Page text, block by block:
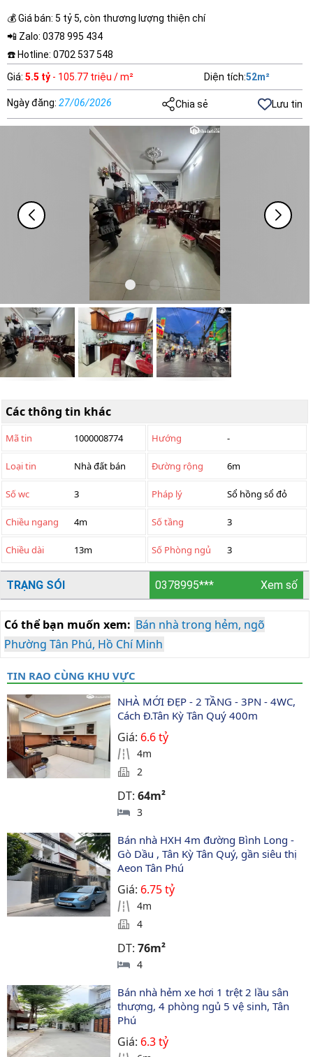
💰 Giá bán: 5 tỷ 5, còn thương lượng thiện chí
📲 Zalo: 0378 995 434
☎️ Hotline: 0702 537 548
Giá: 5.5 tỷ - 105.77 triệu / m² Diện tích:52m²
Ngày đăng: 27/06/2026 Chia sẻ Lưu tin
Các thông tin khác
Mã tin 1000008774 Hướng -
Loại tin Nhà đất bán Đường rộng 6m
Số wc 3 Pháp lý Sổ hồng sổ đỏ
Chiều ngang 4m Số tầng 3
Chiều dài 13m Số Phòng ngủ 3
TRẠNG SÓI 0378995*** Xem số
Có thể bạn muốn xem: Bán nhà trong hẻm, ngõ
Phường Tân Phú, Hồ Chí Minh
TIN RAO CÙNG KHU VỰC
NHÀ MỚI ĐẸP - 2 TẦNG - 3PN - 4WC,
Cách Đ.Tân Kỳ Tân Quý 400m
Giá: 6.6 tỷ
4m
2
DT:64m²
3
Bán nhà HXH 4m đường Bình Long -
Gò Dầu , Tân Kỳ Tân Quý, gần siêu thị
Aeon Tân Phú
Giá: 6.75 tỷ
4m
4
DT:76m²
4
Bán nhà hẻm xe hơi 1 trệt 2 lầu sân
thượng, 4 phòng ngủ 5 vệ sinh, Tân
Phú
Giá: 6.3 tỷ